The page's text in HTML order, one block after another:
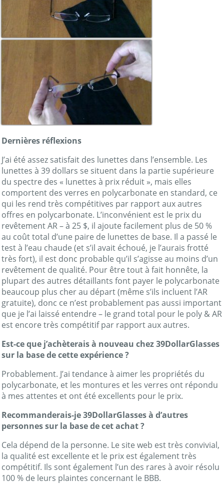
Dernières réflexions
J’ai été assez satisfait des lunettes dans l’ensemble. Les
lunettes à 39 dollars se situent dans la partie supérieure
du spectre des « lunettes à prix réduit », mais elles
comportent des verres en polycarbonate en standard, ce
qui les rend très compétitives par rapport aux autres
offres en polycarbonate. L’inconvénient est le prix du
revêtement AR – à 25 $, il ajoute facilement plus de 50 %
au coût total d’une paire de lunettes de base. Il a passé le
test à l’eau chaude (et s’il avait échoué, je l’aurais frotté
très fort), il est donc probable qu’il s’agisse au moins d’un
revêtement de qualité. Pour être tout à fait honnête, la
plupart des autres détaillants font payer le polycarbonate
beaucoup plus cher au départ (même s’ils incluent l’AR
gratuite), donc ce n’est probablement pas aussi important
que je l’ai laissé entendre – le grand total pour le poly & AR
est encore très compétitif par rapport aux autres.
Est-ce que j’achèterais à nouveau chez 39DollarGlasses
sur la base de cette expérience ?
Probablement. J’ai tendance à aimer les propriétés du
polycarbonate, et les montures et les verres ont répondu
à mes attentes et ont été excellents pour le prix.
Recommanderais-je 39DollarGlasses à d’autres
personnes sur la base de cet achat ?
Cela dépend de la personne. Le site web est très convivial,
la qualité est excellente et le prix est également très
compétitif. Ils sont également l’un des rares à avoir résolu
100 % de leurs plaintes concernant le BBB.